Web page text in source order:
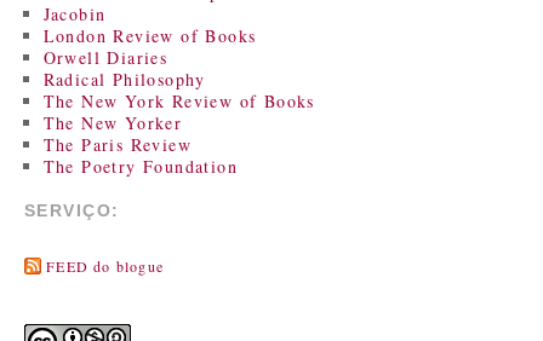
Jacobin
London Review of Books
Orwell Diaries
Radical Philosophy
The New York Review of Books
The New Yorker
The Paris Review
The Poetry Foundation
SERVIÇO:
FEED do blogue